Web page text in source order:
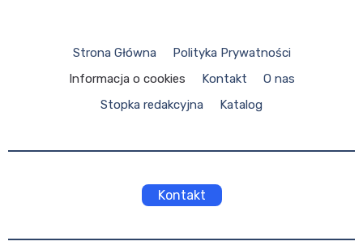
Strona Główna
Polityka Prywatności
Informacja o cookies
Kontakt
O nas
Stopka redakcyjna
Katalog
Kontakt